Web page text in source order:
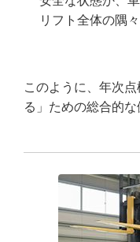
リフト全体の隅
このように、年次
る」ための総合的な